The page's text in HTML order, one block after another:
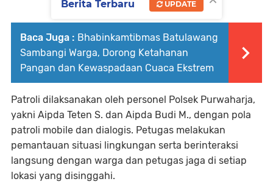
Baca Juga : Bhabinkamtibmas Batulawang
Sambangi Warga, Dorong Ketahanan
Pangan dan Kewaspadaan Cuaca Ekstrem
Patroli dilaksanakan oleh personel Polsek Purwaharja,
yakni Aipda Teten S. dan Aipda Budi M., dengan pola
patroli mobile dan dialogis. Petugas melakukan
pemantauan situasi lingkungan serta berinteraksi
langsung dengan warga dan petugas jaga di setiap
lokasi yang disinggahi.
Berita Terbaru UPDATE